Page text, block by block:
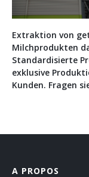
Extraktion von
Milchprodukten
Standardisierte
exklusive
Kunden. Fragen
A PROPOS